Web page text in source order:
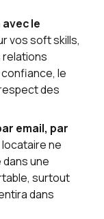
le
vos soft skills,
relations
le
des
email, par
locataire ne
une
surtout
dans